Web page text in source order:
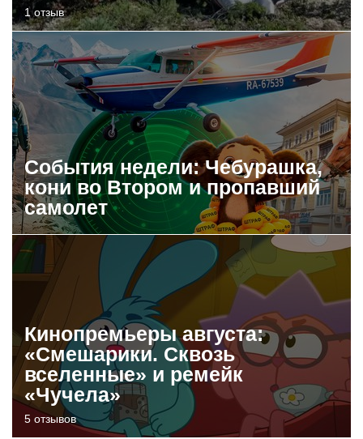
1 отзыв
События недели: Чебурашка,
кони во Втором и пропавший
самолет
Кинопремьеры августа:
«Смешарики. Сквозь
вселенные» и ремейк
«Чучела»
5 отзывов